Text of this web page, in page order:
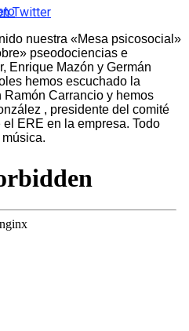
Twitter
nuestra «Mesa psicosocial»
pseodociencias e
Enrique Mazón y Germán
hemos escuchado la
Carrancio y hemos
, presidente del comité
ERE en la empresa. Todo